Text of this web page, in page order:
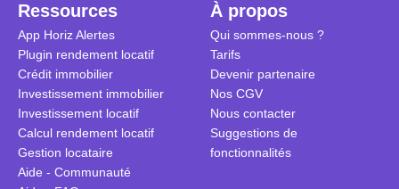
Ressources
App Horiz Alertes
Plugin rendement locatif
Crédit immobilier
Investissement immobilier
Investissement locatif
Calcul rendement locatif
Gestion locataire
Aide - Communauté
À propos
Qui sommes-nous ?
Tarifs
Devenir partenaire
Nos CGV
Nous contacter
Suggestions de
fonctionnalités